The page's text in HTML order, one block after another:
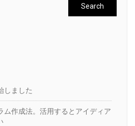
しました
ム作成法。活用するとアイディア